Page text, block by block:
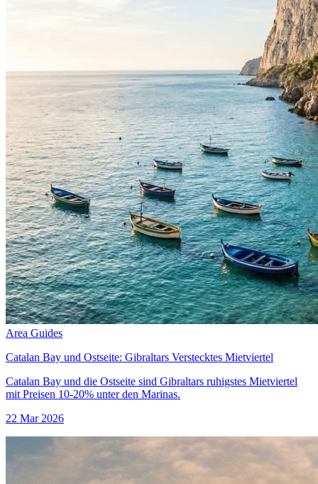
Area Guides
Catalan Bay und Ostseite: Gibraltars Verstecktes Mietviertel
Catalan Bay und die Ostseite sind Gibraltars ruhigstes Mietviertel
mit Preisen 10-20% unter den Marinas.
22 Mar 2026